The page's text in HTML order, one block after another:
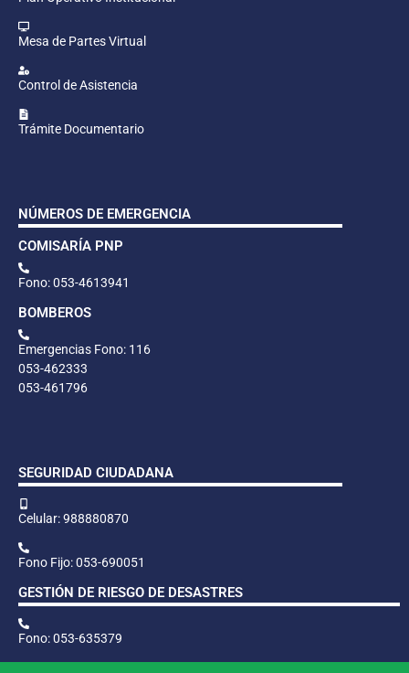
Mesa de Partes Virtual
Control de Asistencia
Trámite Documentario
NÚMEROS DE EMERGENCIA
COMISARÍA PNP
Fono: 053-4613941
BOMBEROS
Emergencias Fono: 116
053-462333
053-461796
SEGURIDAD CIUDADANA
Celular: 988880870
Fono Fijo: 053-690051
GESTIÓN DE RIESGO DE DESASTRES
Fono: 053-635379